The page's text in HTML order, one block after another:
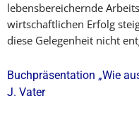
lebensbereichernde
wirtschaftlichen Erfolg
diese Gelegenheit nicht
Buchpräsentation „Wie
J. Vater